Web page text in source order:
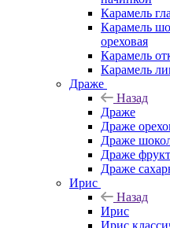
Карамель
Карамель
ореховая
Карамель
Карамель
Драже
Назад
Драже
Драже
Драже
Драже
Драже
Ирис
Назад
Ирис
Ирис